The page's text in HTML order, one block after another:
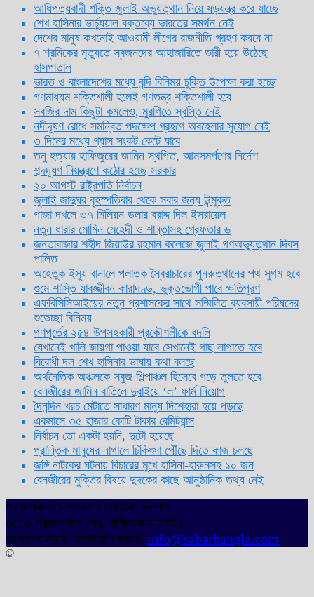
আধিপত্যবাদী শক্তি জুলাই অভ্যুত্থান নিয়ে ষড়যন্ত্র করে যাচ্ছে
শেখ হাসিনার ভার্চ্যুয়াল বক্তব্যে ভারতের সমর্থন নেই
দেশের মানুষ কখনোই আওয়ামী লীগের রাজনীতি গ্রহণ করবে না
৭ শ্রমিকের মৃত্যুতে স্বজনদের আহাজারিতে ভারী হয়ে উঠেছে
হাসপাতাল
ভারত ও বাংলাদেশের মধ্যে বন্দি বিনিময় চুক্তি উপেক্ষা করা হচ্ছে
গণমাধ্যম শক্তিশালী হলেই গণতন্ত্র শক্তিশালী হবে
সবজির দাম কিছুটা কমলেও, মুরগিতে স্বস্তি নেই
নদীদূষণ রোধে সমন্বিত পদক্ষেপ গ্রহণে অবহেলার সুযোগ নেই
৩ দিনের মধ্যে গ্যাস সংকট কেটে যাবে
তনু হত্যায় হাফিজুরের জামিন স্থগিত, আত্মসমর্পণের নির্দেশ
শব্দদূষণ নিয়ন্ত্রণে কঠোর হচ্ছে সরকার
২০ আগস্ট রাষ্ট্রপতি নির্বাচন
জুলাই জাদুঘর বৃহস্পতিবার থেকে সবার জন্য উন্মুক্ত
গাজা দখলে ৩৭ মিলিয়ন ডলার বরাদ্দ দিল ইসরায়েল
নতুন ধারার মোমিন মেহেদী ও শান্তাসহ গ্রেফতার ৬
জনতাবাজার শহীদ জিয়াউর রহমান কলেজে জুলাই গণঅভ্যুত্থান দিবস
পালিত
অহেতুক ইস্যু বানালে পলাতক স্বৈরাচারের পুনরুত্থানের পথ সুগম হবে
গুমে শাস্তি যাবজ্জীবন কারাদণ্ড, ভুক্তভোগী পাবে ক্ষতিপূরণ
এফবিসিসিআইয়ের নতুন প্রশাসকের সাথে সম্মিলিত ব্যবসায়ী পরিষদের
শুভেচ্ছা বিনিময়
গণপূর্তের ২৫৪ উপসহকারী প্রকৌশলীকে বদলি
যেখানেই খালি জায়গা পাওয়া যাবে সেখানেই গাছ লাগাতে হবে
বিরোধী দল শেখ হাসিনার ভাষায় কথা বলছে
অর্থনৈতিক অঞ্চলকে সবুজ শিল্পাঞ্চল হিসেবে গড়ে তুলতে হবে
বেনজীরের জামিন বাতিলে দুবাইয়ে ‌‘ল’ ফার্ম নিয়োগ
দৈনন্দিন খরচ মেটাতে সাধারণ মানুষ দিশেহারা হয়ে পড়ছে
একমাসে ৩৫ হাজার কোটি টাকার রেমিট্যান্স
নির্বাচন তো একটা হয়নি, দুটো হয়েছে
প্রান্তিক মানুষের নাগালে চিকিৎসা পৌঁছে দিতে কাজ চলছে
জঙ্গি নাটকের ঘটনায় বিচারের মুখে হাসিনা-হারুনসহ ১০ জন
বেনজীরের মুক্তির বিষয়ে দুদকের কাছে আনুষ্ঠানিক তথ্য নেই
প্রকাশক ও সম্পাদক : সোহানা ইসলাম
৩/১৩ প্রতাপদাশ লেন, লক্ষিবাজার ঢাকা।
আমাদের সাথে যোগাযোগ করুন: info@sabarbangla.com
©